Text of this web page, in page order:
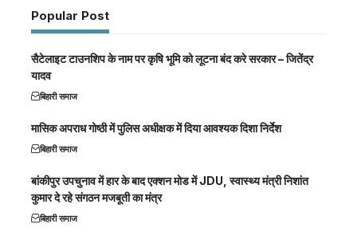
Popular Post
सैटेलाइट टाउनशिप के नाम पर कृषि भूमि को लूटना बंद करे सरकार – जितेंद्र
यादव
बिहारी समाज
मासिक अपराध गोष्ठी में पुलिस अधीक्षक में दिया आवश्यक दिशा निर्देश
बिहारी समाज
बांकीपुर उपचुनाव में हार के बाद एक्शन मोड में JDU, स्वास्थ्य मंत्री निशांत
कुमार दे रहे संगठन मजबूती का मंत्र
बिहारी समाज